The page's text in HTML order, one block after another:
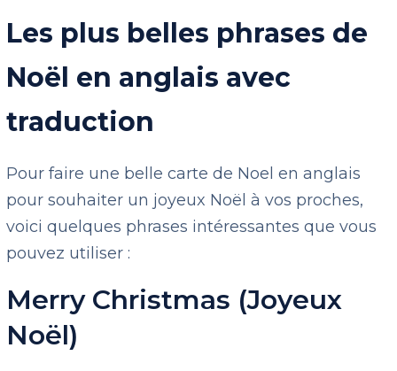
Les plus belles phrases de
Noël en anglais avec
traduction
Pour faire une belle carte de Noel en anglais
pour souhaiter un joyeux Noël à vos proches,
voici quelques phrases intéressantes que vous
pouvez utiliser :
Merry Christmas (Joyeux
Noël)